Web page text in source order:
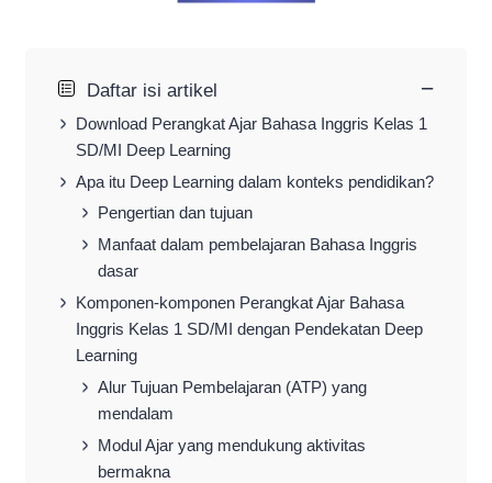
Daftar isi artikel −
Download Perangkat Ajar Bahasa Inggris Kelas 1
SD/MI Deep Learning
Apa itu Deep Learning dalam konteks pendidikan?
Pengertian dan tujuan
Manfaat dalam pembelajaran Bahasa Inggris
dasar
Komponen-komponen Perangkat Ajar Bahasa
Inggris Kelas 1 SD/MI dengan Pendekatan Deep
Learning
Alur Tujuan Pembelajaran (ATP) yang
mendalam
Modul Ajar yang mendukung aktivitas
bermakna